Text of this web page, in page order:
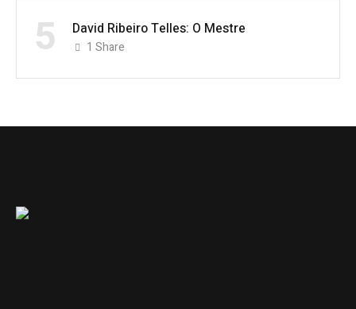
5 David Ribeiro Telles: O Mestre
1 Share